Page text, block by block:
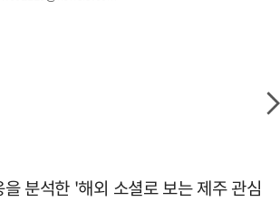
분석한 '해외 소셜로 보는 제주 관심